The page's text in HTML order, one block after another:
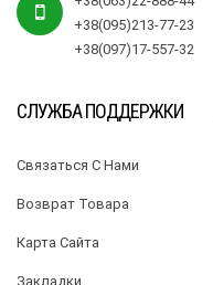
+38(095)213-77-23
+38(097)17-557-32
СЛУЖБА ПОДДЕРЖКИ
Связаться С Нами
Возврат Товара
Карта Сайта
Закладки